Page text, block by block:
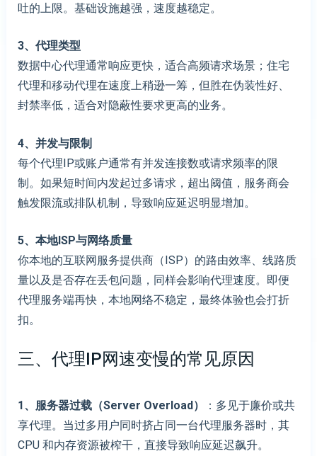
吐的上限。基础设施越强，速度越稳定。
3、 代理类型
数据中心代理通常响应更快，适合高频请求场景；住宅
代理和移动代理在速度上稍逊一筹，但胜在伪装性好、
封禁率低，适合对隐蔽性要求更高的业务。
4、 并发与限制
每个代理IP或账户通常有并发连接数或请求频率的限
制。如果短时间内发起过多请求，超出阈值，服务商会
触发限流或排队机制，导致响应延迟明显增加。
5、 本地ISP与网络质量
你本地的互联网服务提供商（ISP）的路由效率、线路质
量以及是否存在丢包问题，同样会影响代理速度。即便
代理服务端再快，本地网络不稳定，最终体验也会打折
扣。
三、代理IP网速变慢的常见原因
1、 服务器过载（Server Overload）
：多见于廉价或共
享代理。当过多用户同时挤占同一台代理服务器时，其
CPU 和内存资源被榨干，直接导致响应延迟飙升。